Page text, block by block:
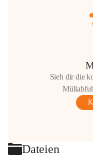
Sieh dir die
Dateien